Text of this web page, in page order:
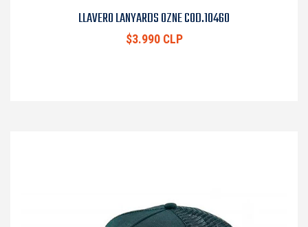
LLAVERO LANYARDS OZNE COD.10460
$3.990 CLP